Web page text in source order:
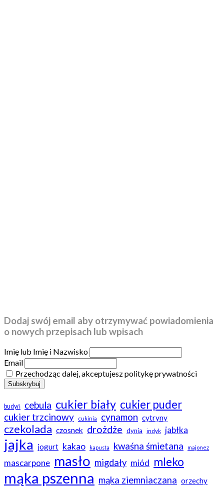
Dodaj swój email aby otrzymywać powiadomienia
o nowych przepisach lub wpisach
Imię lub Imię i Nazwisko
Email
Przechodząc dalej, akceptujesz politykę prywatności
budyń cebula cukier biały cukier puder
cukier trzcinowy cukinia cynamon cytryny
czekolada czosnek drożdże dynia indyk jabłka
jajka jogurt kakao kapusta kwaśna śmietana majonez
mascarpone masło migdały miód mleko
mąka pszenna mąka ziemniaczana orzechy